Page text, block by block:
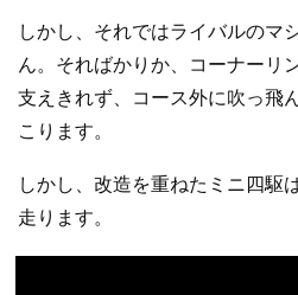
しかし、それではライバルのマ
ん。そればかりか、コーナーリ
支えきれず、コース外に吹っ飛
こります。
しかし、改造を重ねたミニ四駆
走ります。